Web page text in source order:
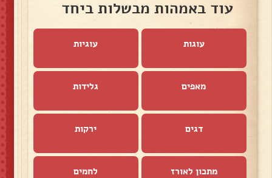
עוד באמהות מבשלות ביחד
עוגות עוגיות
מאפים גלידות
דגים ירקות
מתכון לאורז לחמים